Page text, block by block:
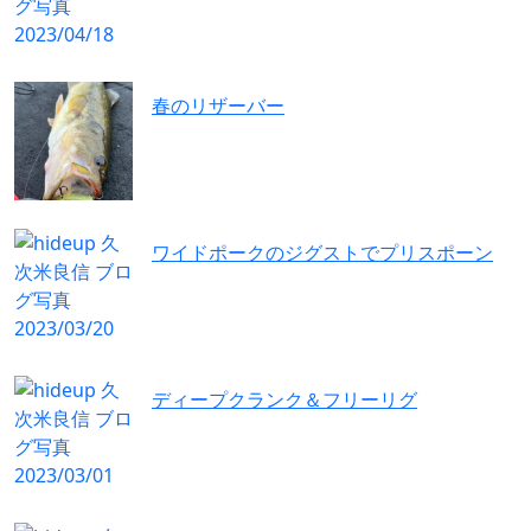
春のリザーバー
ワイドポークのジグストでプリスポーン
ディープクランク＆フリーリグ